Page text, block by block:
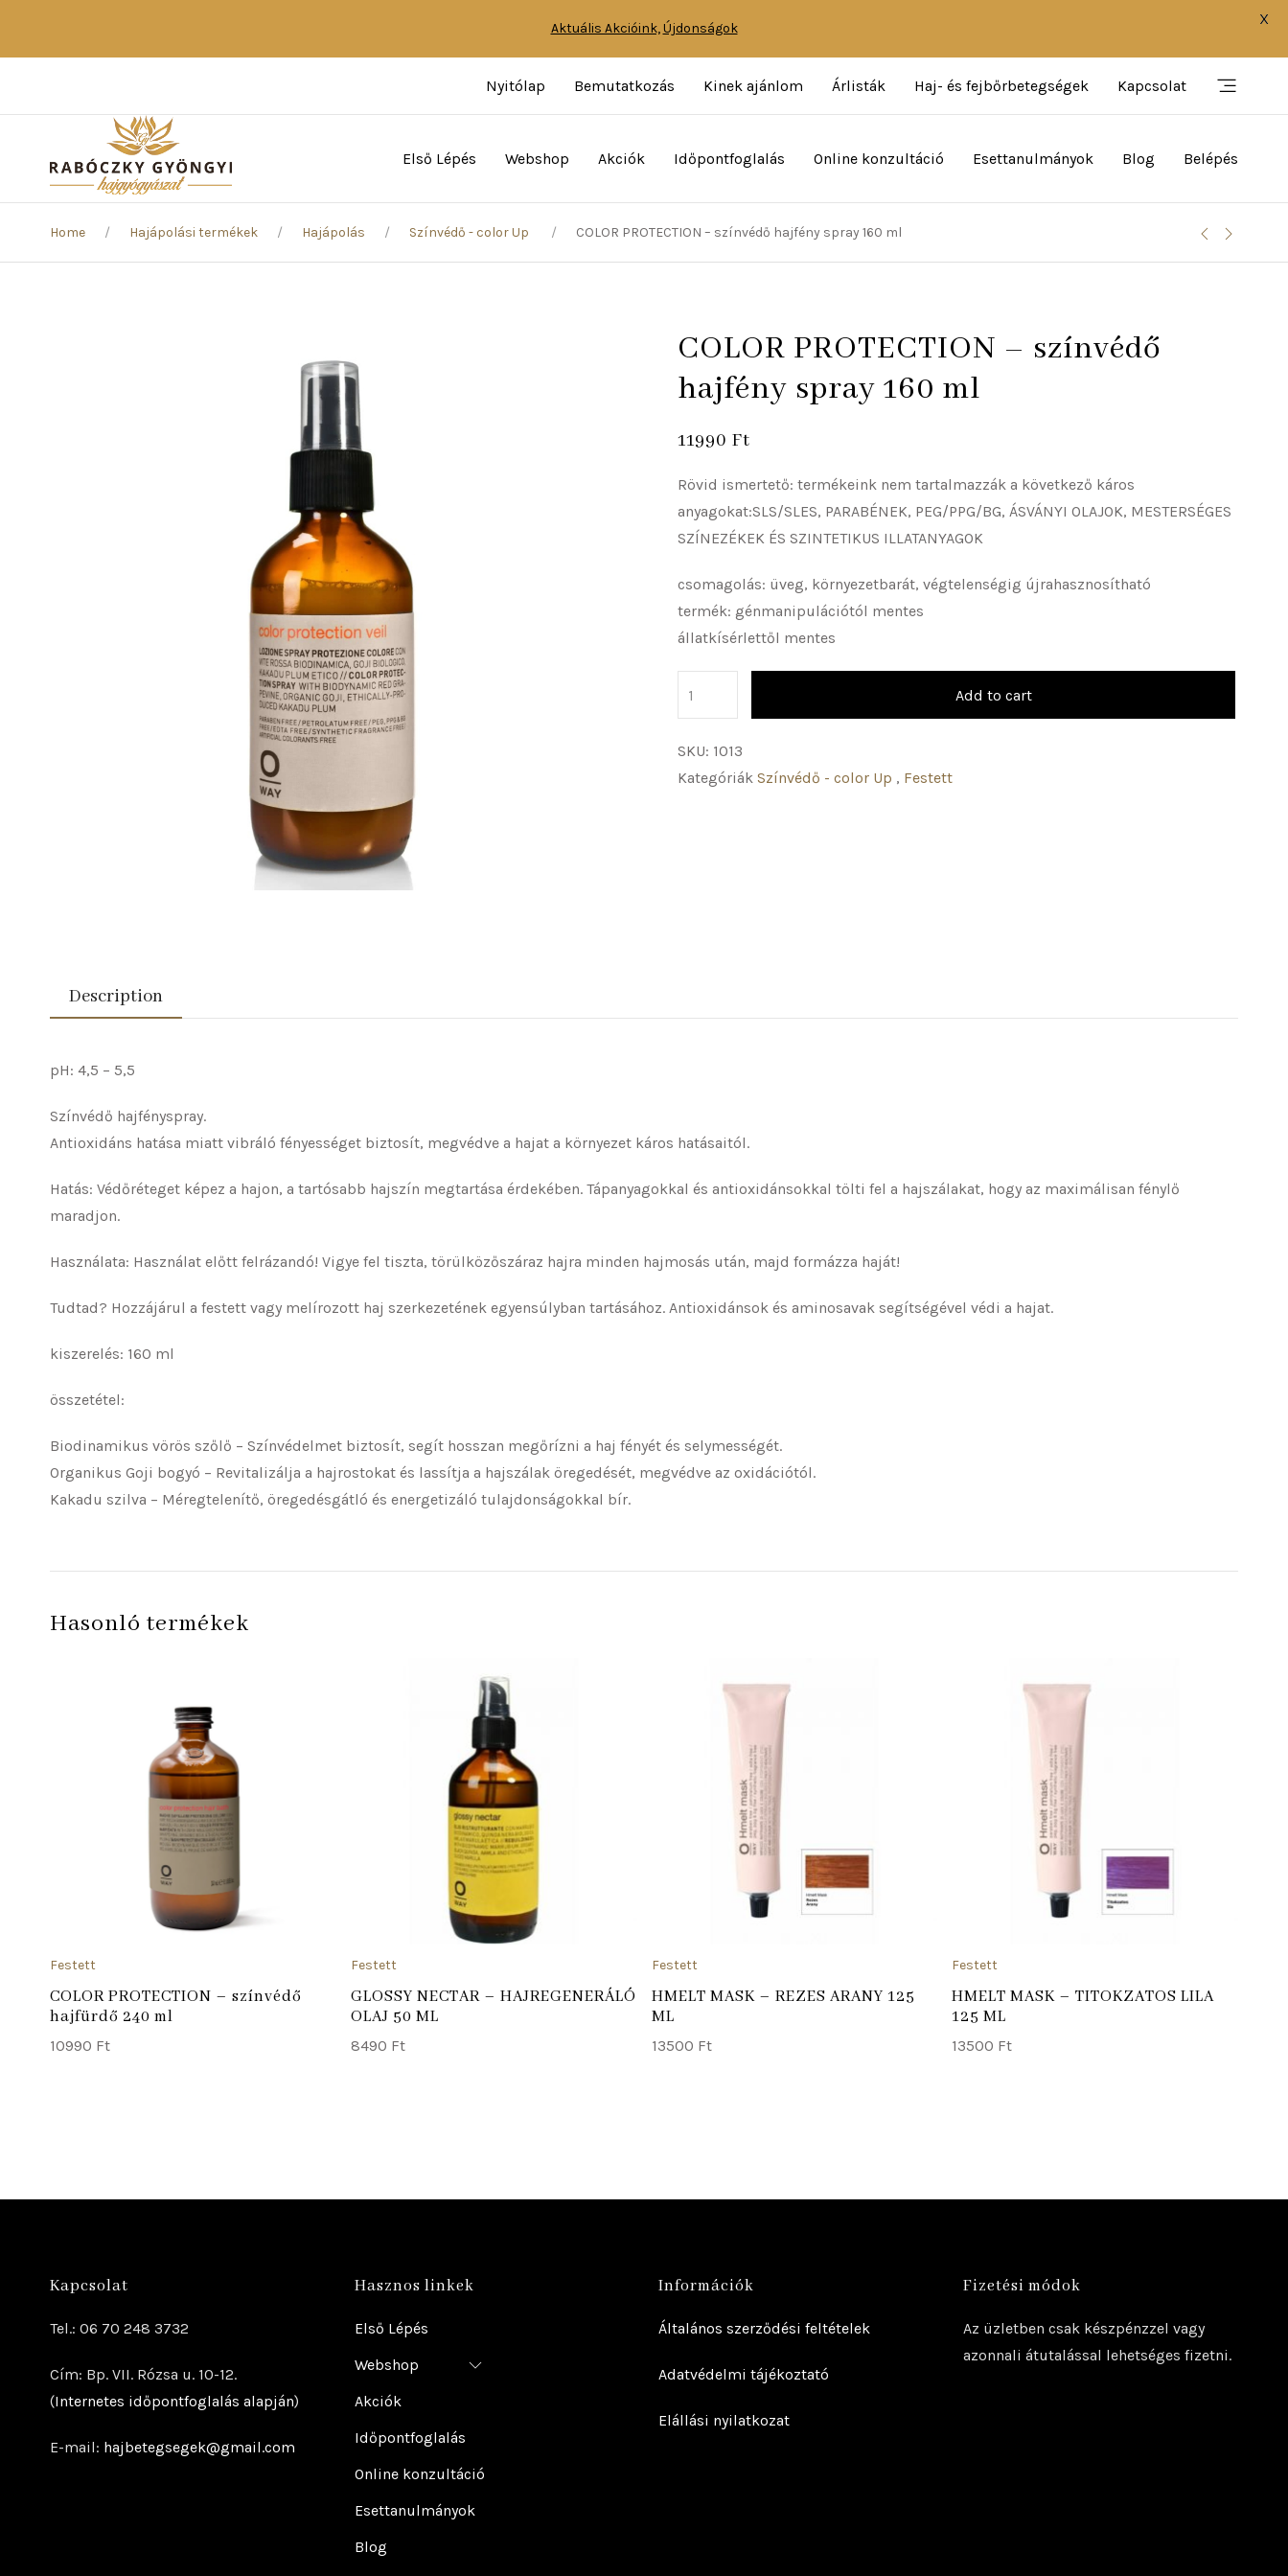
Nyitólap Bemutatkozás Kinek ajánlom Árlisták Haj- és fejbőrbetegségek Kapcsolat
Első Lépés Webshop Akciók Időpontfoglalás Online konzultáció Esettanulmányok Blog Belépés
Home Hajápolási termékek Hajápolás Színvédő - color Up COLOR PROTECTION – színvédő hajfény spray 160 ml
COLOR PROTECTION – színvédő
hajfény spray 160 ml
11990 Ft
Rövid ismertető: termékeink nem tartalmazzák a következő káros
anyagokat:SLS/SLES, PARABÉNEK, PEG/PPG/BG, ÁSVÁNYI OLAJOK, MESTERSÉGES
SZÍNEZÉKEK ÉS SZINTETIKUS ILLATANYAGOK
csomagolás: üveg, környezetbarát, végtelenségig újrahasznosítható
termék: génmanipulációtól mentes
állatkísérlettől mentes
Add to cart
SKU: 1013
Kategóriák Színvédő - color Up , Festett
Description
pH: 4,5 – 5,5
Színvédő hajfényspray.
Antioxidáns hatása miatt vibráló fényességet biztosít, megvédve a hajat a környezet káros hatásaitól.
Hatás: Védőréteget képez a hajon, a tartósabb hajszín megtartása érdekében. Tápanyagokkal és antioxidánsokkal tölti fel a hajszálakat, hogy az maximálisan fénylő
maradjon.
Használata: Használat előtt felrázandó! Vigye fel tiszta, törülközőszáraz hajra minden hajmosás után, majd formázza haját!
Tudtad? Hozzájárul a festett vagy melírozott haj szerkezetének egyensúlyban tartásához. Antioxidánsok és aminosavak segítségével védi a hajat.
kiszerelés: 160 ml
összetétel:
Biodinamikus vörös szőlő – Színvédelmet biztosít, segít hosszan megőrízni a haj fényét és selymességét.
Organikus Goji bogyó – Revitalizálja a hajrostokat és lassítja a hajszálak öregedését, megvédve az oxidációtól.
Kakadu szilva – Méregtelenítő, öregedésgátló és energetizáló tulajdonságokkal bír.
Hasonló termékek
Festett
COLOR PROTECTION – színvédő
hajfürdő 240 ml
10990 Ft
Festett
GLOSSY NECTAR – HAJREGENERÁLÓ
OLAJ 50 ML
8490 Ft
Festett
HMELT MASK – REZES ARANY 125
ML
13500 Ft
Festett
HMELT MASK – TITOKZATOS LILA
125 ML
13500 Ft
Kapcsolat
Tel.: 06 70 248 3732
Cím: Bp. VII. Rózsa u. 10-12.
(Internetes időpontfoglalás alapján)
E-mail: hajbetegsegek@gmail.com
Hasznos linkek
Első Lépés
Webshop
Akciók
Időpontfoglalás
Online konzultáció
Esettanulmányok
Blog
Információk
Általános szerződési feltételek
Adatvédelmi tájékoztató
Elállási nyilatkozat
Fizetési módok
Az üzletben csak készpénzzel vagy
azonnali átutalással lehetséges fizetni.
Aktuális Akcióink, Újdonságok
X